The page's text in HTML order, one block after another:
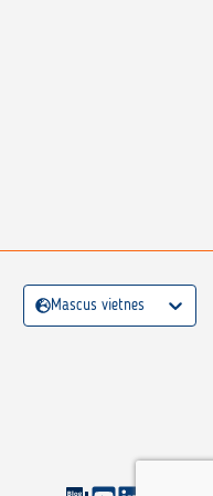
Mascus vietnes